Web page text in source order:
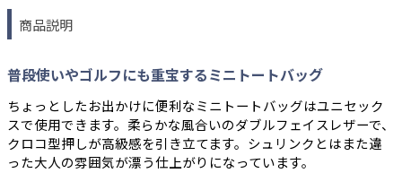
商品説明
普段使いやゴルフにも重宝するミニトートバッグ
ちょっとしたお出かけに便利なミニトートバッグはユニセック
スで使用できます。柔らかな風合いのダブルフェイスレザーで、
クロコ型押しが高級感を引き立てます。シュリンクとはまた違
った大人の雰囲気が漂う仕上がりになっています。